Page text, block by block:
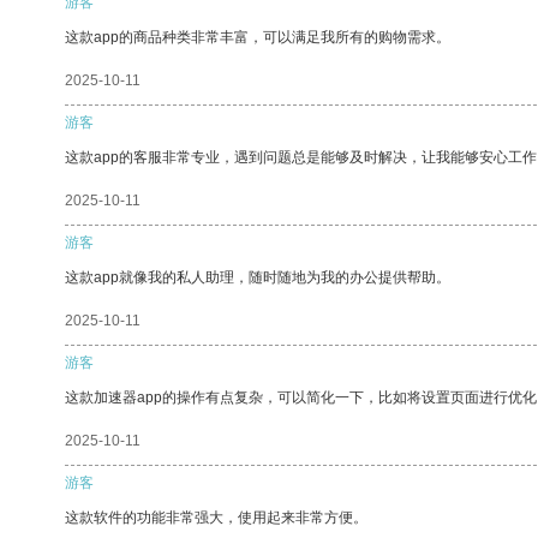
这款app的商品种类非常丰富，可以满足我所有的购物需求。
2025-10-11
游客
这款app的客服非常专业，遇到问题总是能够及时解决，让我能够安心工
2025-10-11
游客
这款app就像我的私人助理，随时随地为我的办公提供帮助。
2025-10-11
游客
这款加速器app的操作有点复杂，可以简化一下，比如将设置页面进行优
2025-10-11
游客
这款软件的功能非常强大，使用起来非常方便。